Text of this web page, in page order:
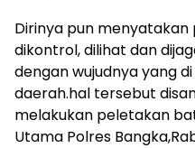
Dirinya pun
dikontrol, dilihat dan
dengan wujudnya yang
daerah.hal tersebut
melakukan peletakan
Utama Polres